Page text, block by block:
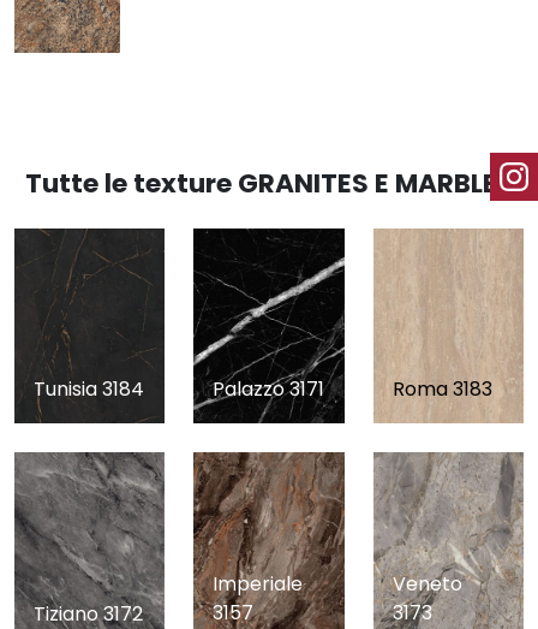
Tutte le texture GRANITES E MARBLES
Tunisia 3184 Palazzo 3171 Roma 3183
Tiziano 3172
Imperiale
3157
Veneto
3173